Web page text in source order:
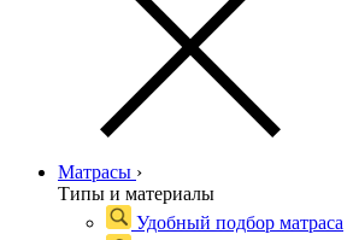
Матрасы ›
Типы и материалы
Удобный подбор матраса